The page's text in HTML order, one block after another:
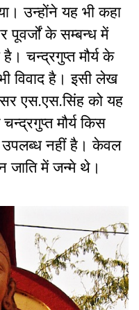
उन्होंने यह भी कहा
पूवर्जों के सम्बन्ध में
चन्द्रगुप्त मौर्य के
विवाद है। इसी लेख
एस.एस.सिंह को यह
मौर्य किस
उपलब्ध नहीं है। केवल
जाति में जन्मे थे।